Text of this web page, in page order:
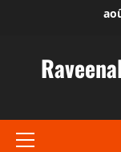
Menu